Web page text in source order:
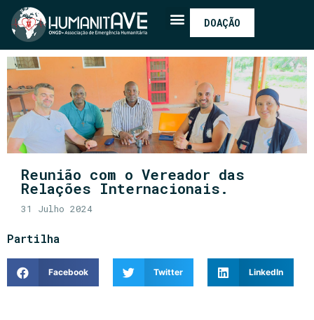
DOAÇÃO
Reunião com o Vereador das
Relações Internacionais.
31 Julho 2024
Partilha
Facebook Twitter LinkedIn